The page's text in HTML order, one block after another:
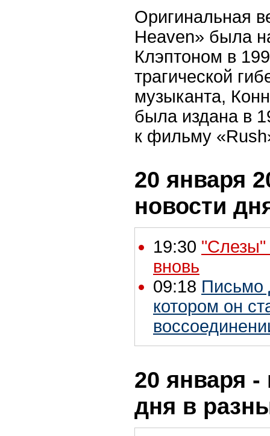
Оригинальная
Heaven» была
Клэптоном в
трагической
музыканта,
была издана в
к фильму
20 января
новости
19:30 "Слезы"
вновь
09:18 Письмо
котором он
20 января -
дня в